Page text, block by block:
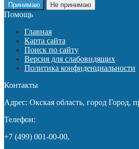
Принимаю Не принимаю
Помощь
Главная
Карта сайта
Поиск по сайту
Версия для слабовидящих
Политика конфиденциальности
Контакты
Адрес: Окская область, город Город,
Телефон:
+7 (499) 001-00-00,